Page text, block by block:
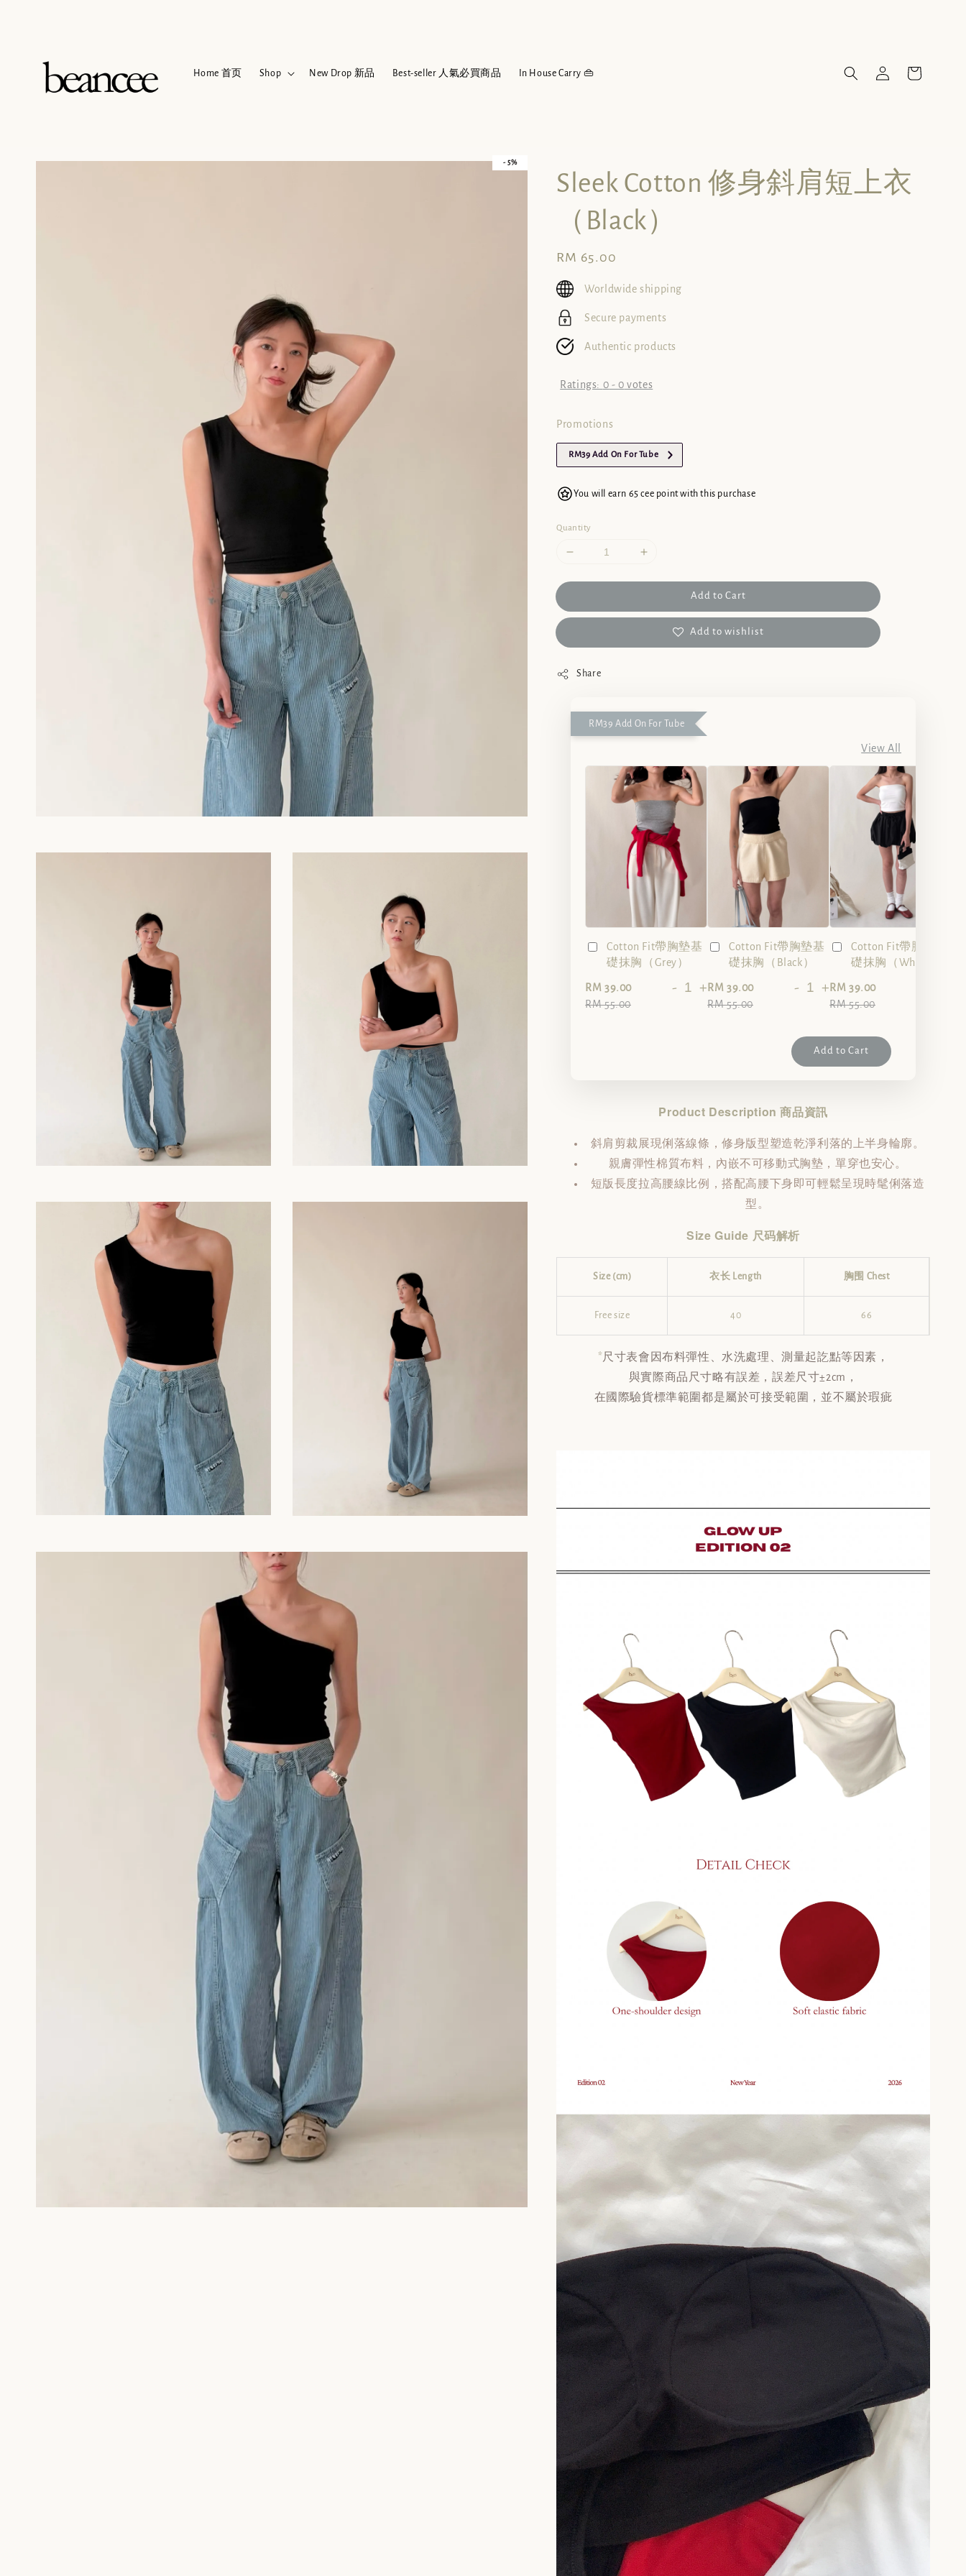
Home 首页 Shop New Drop 新品 Best-seller 人氣必買商品 In House Carry 👜
- 5%
Sleek Cotton 修身斜肩短上衣
（Black）
Regular
price
RM 65.00
Worldwide shipping
Secure payments
Authentic products
Ratings: 0 -0 votes
Promotions
RM39 Add On For Tube
You will earn 65 cee point with this purchase
Quantity
Add to Cart
Add to wishlist
Share
RM39 Add On For Tube
View All
Cotton Fit帶胸墊基
礎抹胸（Grey）
RM 39.00
RM 55.00
- +
Cotton Fit帶胸墊基
礎抹胸（Black）
RM 39.00
RM 55.00
- +
Cotton Fit帶胸墊基
礎抹胸（White）
RM 39.00
RM 55.00
Add to Cart
Product Description 商品資訊
斜肩剪裁展現俐落線條，修身版型塑造乾淨利落的上半身輪廓。
親膚彈性棉質布料，內嵌不可移動式胸墊，單穿也安心。
短版長度拉高腰線比例，搭配高腰下身即可輕鬆呈現時髦俐落造
型。
Size Guide 尺码解析
Size (cm) 衣长 Length 胸围 Chest
Free size 40 66
*尺寸表會因布料彈性、水洗處理、測量起訖點等因素，
與實際商品尺寸略有誤差，誤差尺寸±2cm，
在國際驗貨標準範圍都是屬於可接受範圍，並不屬於瑕疵